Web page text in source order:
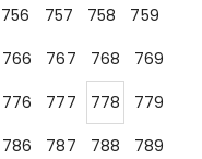
756 757 758
759
766 767 768
769
776 777 778
779
786 787 788
789